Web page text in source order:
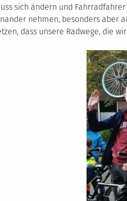
sich ändern und
nehmen, besonders aber
dass unsere Radwege, die